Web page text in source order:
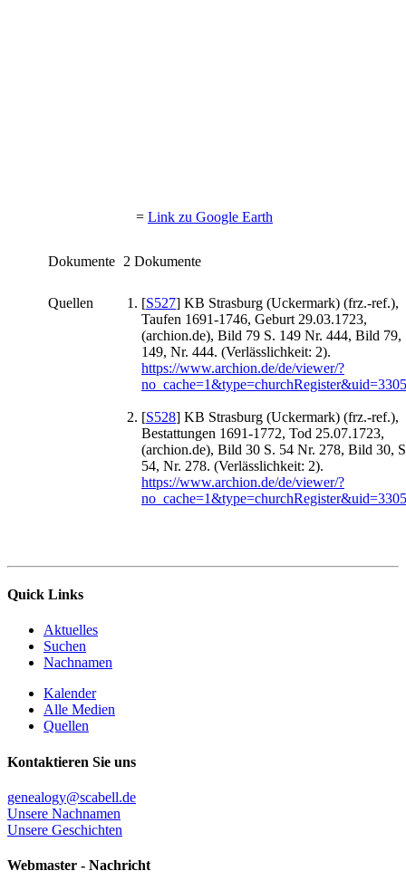
= Link zu Google Earth
Dokumente 2 Dokumente
Quellen [S527] KB Strasburg (Uckermark) (frz.-ref.),
Taufen 1691-1746, Geburt 29.03.1723,
(archion.de), Bild 79 S. 149 Nr. 444, Bild 79,
149, Nr. 444. (Verlässlichkeit: 2).
https://www.archion.de/de/viewer/?
[S528] KB Strasburg (Uckermark) (frz.-ref.),
Bestattungen 1691-1772, Tod 25.07.1723,
(archion.de), Bild 30 S. 54 Nr. 278, Bild 30,
54, Nr. 278. (Verlässlichkeit: 2).
https://www.archion.de/de/viewer/?
Quick Links
Aktuelles
Suchen
Nachnamen
Kalender
Alle Medien
Quellen
Kontaktieren Sie uns
genealogy@scabell.de
Unsere Nachnamen
Unsere Geschichten
Webmaster - Nachricht